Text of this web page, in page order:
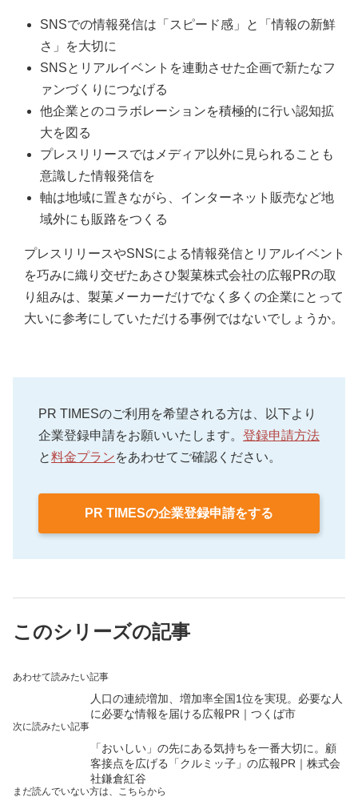
SNSでの情報発信は「スピード感」と「情報の新鮮
さ」を大切に
SNSとリアルイベントを連動させた企画で新たなフ
ァンづくりにつなげる
他企業とのコラボレーションを積極的に行い認知拡
大を図る
プレスリリースではメディア以外に見られることも
意識した情報発信を
軸は地域に置きながら、インターネット販売など地
域外にも販路をつくる
プレスリリースやSNSによる情報発信とリアルイベント
を巧みに織り交ぜたあさひ製菓株式会社の広報PRの取
り組みは、製菓メーカーだけでなく多くの企業にとって
大いに参考にしていただける事例ではないでしょうか。
PR TIMESのご利用を希望される方は、以下より
企業登録申請をお願いいたします。 登録申請方法
と料金プランをあわせてご確認ください。
PR TIMESの企業登録申請をする
このシリーズの記事
あわせて読みたい記事
人口の連続増加、増加率全国1位を実現。必要な人
に必要な情報を届ける広報PR｜つくば市
次に読みたい記事
「おいしい」の先にある気持ちを一番大切に。顧
客接点を広げる「クルミッ子」の広報PR｜株式会
社鎌倉紅谷
まだ読んでいない方は、こちらから